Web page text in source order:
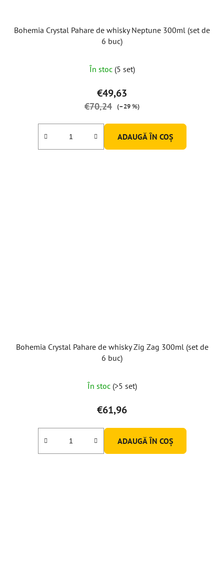
Bohemia Crystal Pahare de whisky Neptune 300ml (set de
6 buc)
În stoc (5 set)
€49,63
€70,24 (–29 %)
ADAUGĂ ÎN COŞ
Bohemia Crystal Pahare de whisky Zig Zag 300ml (set de
6 buc)
În stoc (>5 set)
€61,96
ADAUGĂ ÎN COŞ